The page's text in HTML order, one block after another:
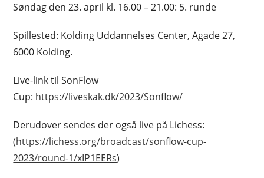
Søndag den 23. april kl. 16.00 – 21.00: 5. runde
Spillested: Kolding Uddannelses Center, Ågade 27,
6000 Kolding.
Live-link til SonFlow
Cup: https://liveskak.dk/2023/Sonflow/
Derudover sendes der også live på Lichess:
(https://lichess.org/broadcast/sonflow-cup-
2023/round-1/xIP1EERs)